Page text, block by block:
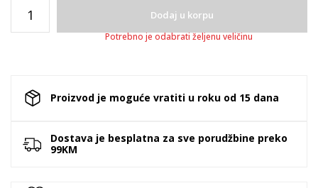
Dodaj u korpu
Potrebno je odabrati željenu veličinu
Proizvod je moguće vratiti u roku od 15 dana
Dostava je besplatna za sve porudžbine preko
99KM